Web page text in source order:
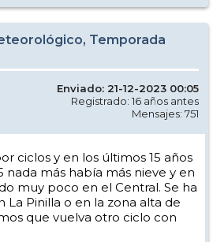
Temporada
Enviado: 21-12-2023 00:05
Registrado: 16 años antes
Mensajes: 751
ciclos y en los últimos 15 años
nada más había más nieve y en
muy poco en el Central. Se ha
Pinilla o en la zona alta de
que vuelva otro ciclo con